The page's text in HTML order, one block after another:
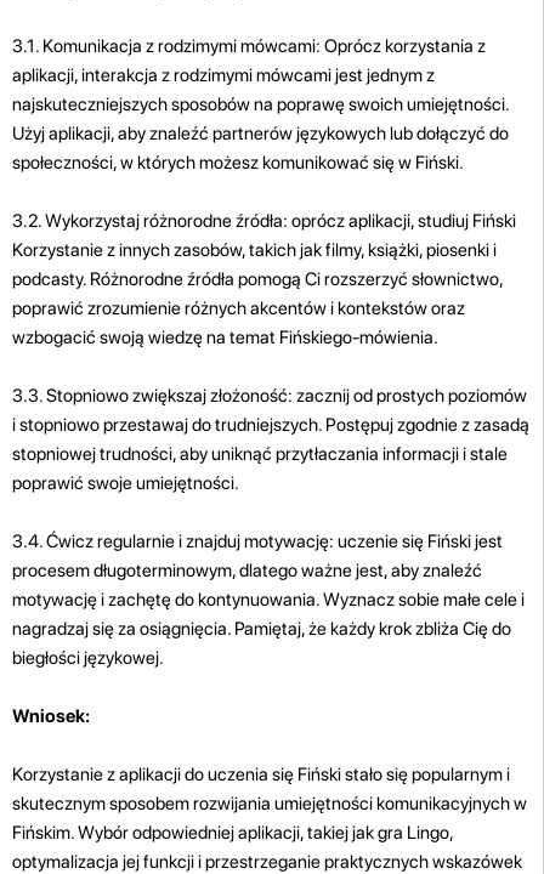
3.1. Komunikacja z rodzimymi mówcami: Oprócz korzystania z
aplikacji, interakcja z rodzimymi mówcami jest jednym z
najskuteczniejszych sposobów na poprawę swoich umiejętności.
Użyj aplikacji, aby znaleźć partnerów językowych lub dołączyć do
społeczności, w których możesz komunikować się w Fiński.
3.2. Wykorzystaj różnorodne źródła: oprócz aplikacji, studiuj Fiński
Korzystanie z innych zasobów, takich jak filmy, książki, piosenki i
podcasty. Różnorodne źródła pomogą Ci rozszerzyć słownictwo,
poprawić zrozumienie różnych akcentów i kontekstów oraz
wzbogacić swoją wiedzę na temat Fińskiego-mówienia.
3.3. Stopniowo zwiększaj złożoność: zacznij od prostych poziomów
i stopniowo przestawaj do trudniejszych. Postępuj zgodnie z zasadą
stopniowej trudności, aby uniknąć przytłaczania informacji i stale
poprawić swoje umiejętności.
3.4. Ćwicz regularnie i znajduj motywację: uczenie się Fiński jest
procesem długoterminowym, dlatego ważne jest, aby znaleźć
motywację i zachętę do kontynuowania. Wyznacz sobie małe cele i
nagradzaj się za osiągnięcia. Pamiętaj, że każdy krok zbliża Cię do
biegłości językowej.
Wniosek:
Korzystanie z aplikacji do uczenia się Fiński stało się popularnym i
skutecznym sposobem rozwijania umiejętności komunikacyjnych w
Fińskim. Wybór odpowiedniej aplikacji, takiej jak gra Lingo,
optymalizacja jej funkcji i przestrzeganie praktycznych wskazówek